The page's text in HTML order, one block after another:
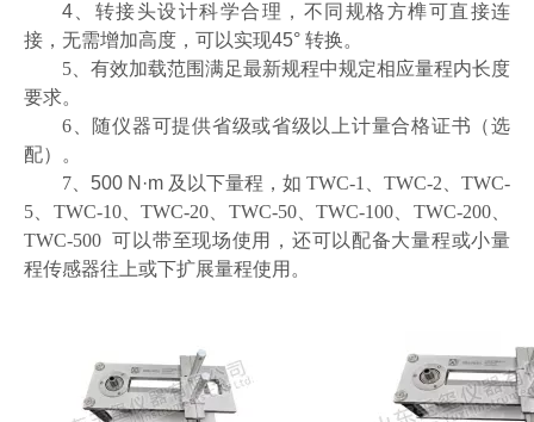
4 、转接头设计科学合理，不同规格方榫可直接连
接，无需增加高度，可以实现45° 转换。
5 、有效加载范围满足最新规程中规定相应量程内长度
要求。
6 、随仪器可提供省级或省级以上计量合格证书（选
配）。
7
500 N·m 及以下量程，如 TWC-1、TWC-2、TWC-
5、TWC-10、TWC-20、TWC-50、TWC-100、TWC-200、
TWC-500 可以带至现场使用，还可以配备大量程或小量
程传感器往上或下扩展量程使用。